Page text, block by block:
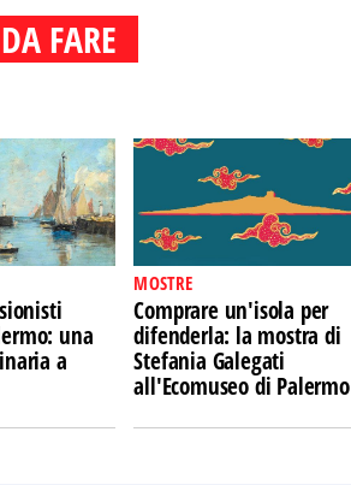
FARE
una
a
MOSTRE
Comprare un'isola per
difenderla: la mostra di
Stefania Galegati
all'Ecomuseo di Palermo